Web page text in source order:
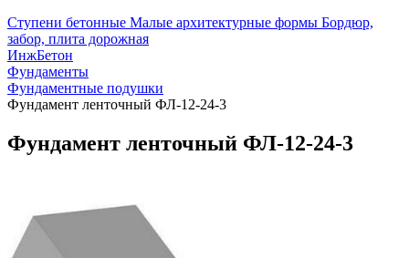
Ступени бетонные Малые архитектурные формы Бордюр,
забор, плита дорожная
ИнжБетон
Фундаменты
Фундаментные подушки
Фундамент ленточный ФЛ-12-24-3
Фундамент ленточный ФЛ-12-24-3